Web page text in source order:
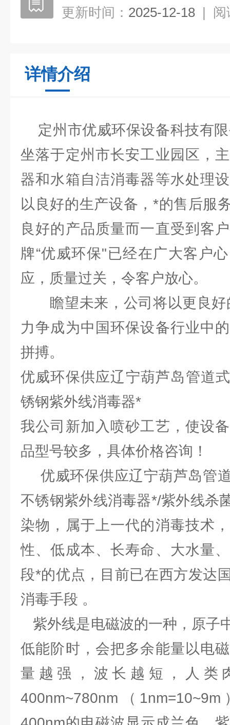
更新时间： 2025-12-18 | 阅
详情介绍
定州市优威环保设备科技有
坐落于定州市长安工业园区，
器和水箱自洁消毒器等水处理
以良好的生产设备，*的售后服
良好的产品质量而一直受到客
牌“优威环保"已经在广大客户
应，质量过关，令客户放心。
瞻望未来，公司将以更良好
力争成为中国环保设备行业中
拼搏。
优威环保供应辽宁葫芦岛管道
锈钢紫外线消毒器*
我公司新加入喷砂工艺，使设
品型号较多，具体价格咨询！
优威环保供应辽宁葫芦岛管
不锈钢紫外线消毒器*/紫外线杀
染物，属于上一代的消毒技术
性、低成本、长寿命、大水量
段*的优点，目前已在西方发达
消毒手段 。
紫外线是电磁波的一种，原子
低能阶时，会把多余能量以电
量越强，波长越短，人类
400nm~780nm（